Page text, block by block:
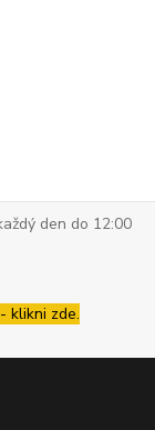
den do 12:00
klikni zde.